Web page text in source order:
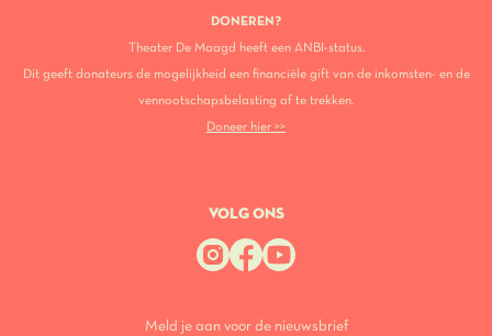
DONEREN?
Theater De Maagd heeft een ANBI-status.
Dit geeft donateurs de mogelijkheid een financiële gift van de inkomsten- en de
vennootschapsbelasting af te trekken.
Doneer hier >>
VOLG ONS
Meld je aan voor de nieuwsbrief